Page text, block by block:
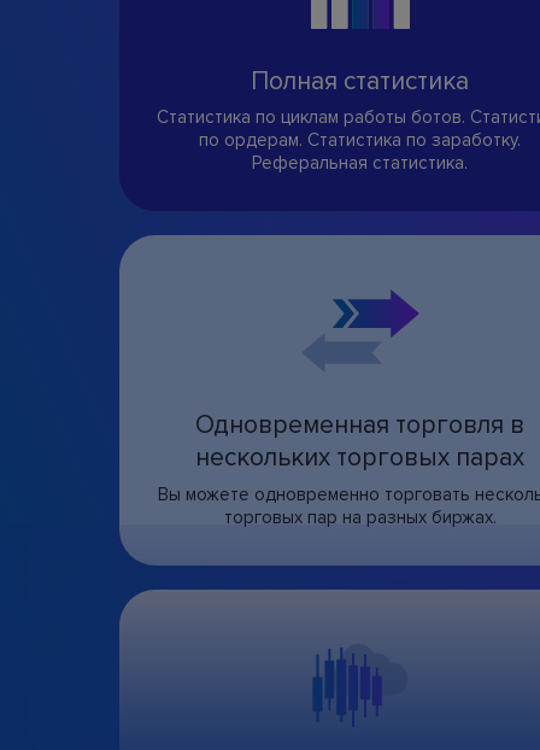
Полная статистика
Статистика по циклам работы ботов.
по ордерам. Статистика по заработку.
Реферальная статистика.
Одновременная торговля в
нескольких торговых парах
Вы можете одновременно торговать
торговых пар на разных биржах.